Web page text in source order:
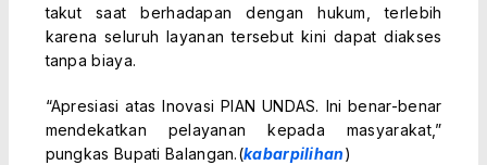
takut saat berhadapan dengan hukum, terlebih
karena seluruh layanan tersebut kini dapat diakses
tanpa biaya.
“Apresiasi atas Inovasi PIAN UNDAS. Ini benar-benar
mendekatkan pelayanan kepada masyarakat,”
pungkas Bupati Balangan.(kabarpilihan)